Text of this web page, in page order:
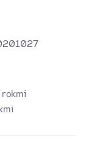
rokmi